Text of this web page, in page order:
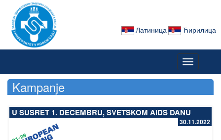
Toggle
navigation
Ћирилица
Латиница
Kampanje
U SUSRET 1. DECEMBRU, SVETSKOM AIDS DANU
30.11.2022